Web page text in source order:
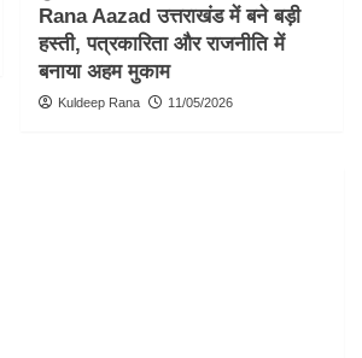
Rana Aazad उत्तराखंड में बने बड़ी
हस्ती, पत्रकारिता और राजनीति में
बनाया अहम मुकाम
Kuldeep Rana 11/05/2026